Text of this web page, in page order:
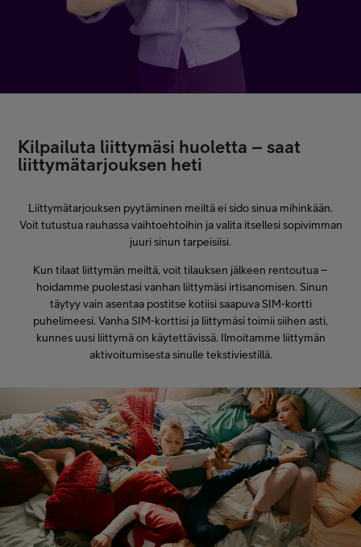
Kilpailuta liittymäsi huoletta – saat
liittymätarjouksen heti
Liittymätarjouksen pyytäminen meiltä ei sido sinua mihinkään.
Voit tutustua rauhassa vaihtoehtoihin ja valita itsellesi sopivimman
juuri sinun tarpeisiisi.
Kun tilaat liittymän meiltä, voit tilauksen jälkeen rentoutua –
hoidamme puolestasi vanhan liittymäsi irtisanomisen. Sinun
täytyy vain asentaa postitse kotiisi saapuva SIM-kortti
puhelimeesi. Vanha SIM-korttisi ja liittymäsi toimii siihen asti,
kunnes uusi liittymä on käytettävissä. Ilmoitamme liittymän
aktivoitumisesta sinulle tekstiviestillä.